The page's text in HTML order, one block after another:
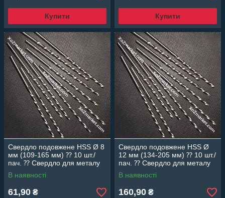
Купити Купити
Свердло подовжене HSS Ø 8
мм (109-165 мм) ⁇ 10 шт./
пач. ⁇ Свердло для металу
Topfix
В наявності
61,90 ₴
Свердло подовжене HSS Ø
12 мм (134-205 мм) ⁇ 10 шт./
пач. ⁇ Свердло для металу
Topfix
В наявності
160,90 ₴